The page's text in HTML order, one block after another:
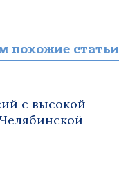
похожие статьи
с высокой